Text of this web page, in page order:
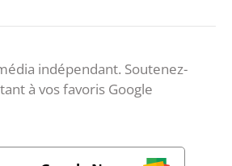
indépendant. Soutenez-
à vos favoris Google